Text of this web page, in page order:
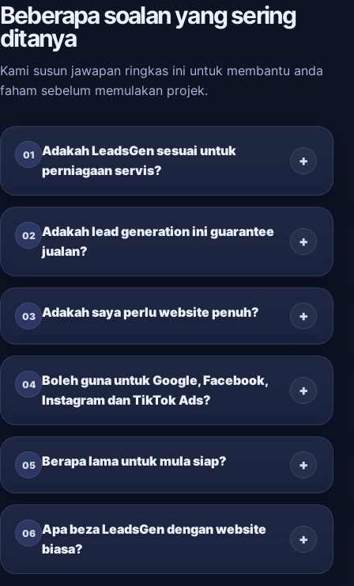
Beberapa soalan yang sering
ditanya
Kami susun jawapan ringkas ini untuk membantu anda
faham sebelum memulakan projek.
01
Adakah LeadsGen sesuai untuk
perniagaan servis?
02 Adakah lead generation ini guarantee
jualan?
03 Adakah saya perlu website penuh?
04 Boleh guna untuk Google, Facebook,
Instagram dan TikTok Ads?
05 Berapa lama untuk mula siap?
06 Apa beza LeadsGen dengan website
biasa?